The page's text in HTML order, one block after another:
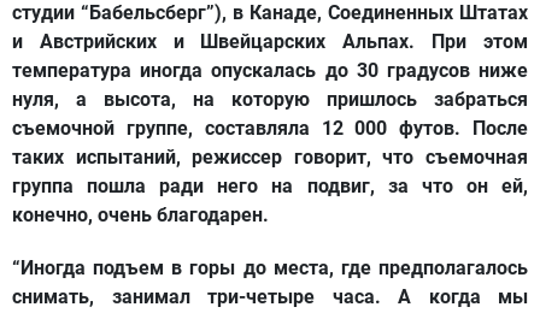
студии “Бабельсберг”), в Канаде, Соединенных Штатах
и Австрийских и Швейцарских Альпах. При этом
температура иногда опускалась до 30 градусов ниже
нуля, а высота, на которую пришлось забраться
съемочной группе, составляла 12 000 футов. После
таких испытаний, режиссер говорит, что съемочная
группа пошла ради него на подвиг, за что он ей,
конечно, очень благодарен.
“Иногда подъем в горы до места, где предполагалось
снимать, занимал три-четыре часа. А когда мы